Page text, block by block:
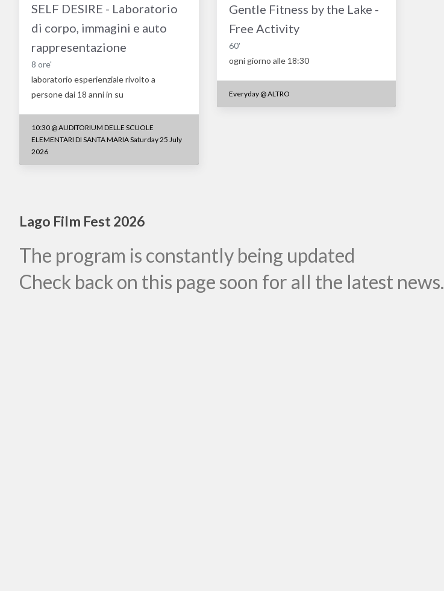
SELF DESIRE - Laboratorio
di corpo, immagini e auto
rappresentazione
8 ore'
laboratorio esperienziale rivolto a
persone dai 18 anni in su
10:30 @AUDITORIUM DELLE SCUOLE
ELEMENTARI DI SANTA MARIA Saturday 25 July
2026
Gentle Fitness by the Lake -
Free Activity
60'
ogni giorno alle 18:30
Everyday @ALTRO
Lago Film Fest 2026
The program is constantly being updated
Check back on this page soon for all the latest news.